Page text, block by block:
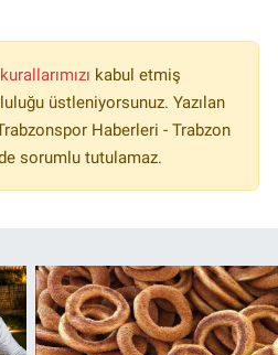
kabul etmiş
üstleniyorsunuz. Yazılan
Haberleri - Trabzon
sorumlu tutulamaz.